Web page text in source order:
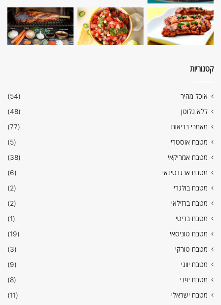
קטגוריות
אוכל מהיר
(54)
ללא גלוטן
(48)
מאמרי בריאות
(77)
מטבח אוסטרי
(5)
מטבח אמריקאי
(38)
מטבח ארגנטינאי
(6)
מטבח בולגרי
(2)
מטבח ברזילאי
(2)
מטבח בריטי
(1)
מטבח טוניסאי
(19)
מטבח טורקי
(3)
מטבח יווני
(9)
מטבח יפני
(8)
מטבח ישראלי
(11)